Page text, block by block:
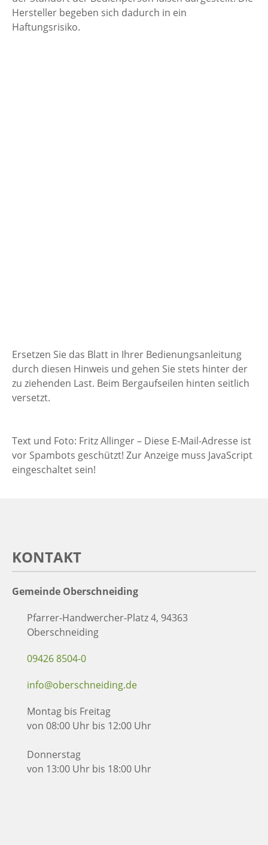
Hersteller begeben sich dadurch in ein
Haftungsrisiko.
Ersetzen Sie das Blatt in Ihrer Bedienungsanleitung
durch diesen Hinweis und gehen Sie stets hinter der
zu ziehenden Last. Beim Bergaufseilen hinten seitlich
versetzt.
Text und Foto: Fritz Allinger – Diese E-Mail-Adresse ist
vor Spambots geschützt! Zur Anzeige muss JavaScript
eingeschaltet sein!
KONTAKT
Gemeinde Oberschneiding
Pfarrer-Handwercher-Platz 4, 94363
Oberschneiding
09426 8504-0
info@oberschneiding.de
Montag bis Freitag
von 08:00 Uhr bis 12:00 Uhr
Donnerstag
von 13:00 Uhr bis 18:00 Uhr